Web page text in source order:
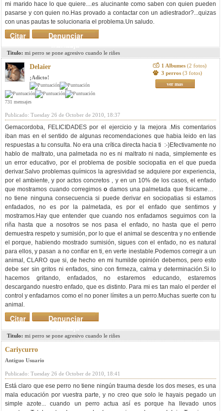
mi marido hace lo que quiere....es alucinante como saben con quien pueden
pasarse y con quien no.Has provado a contactar con un adiestrador?...quizas
con unas pautas te solucionaria el problema.Un saludo.
Denunciar
mensaje
Citar
Titulo: mi perro se pone agresivo cuando le riñes
Delaier
¡Adicto!
731 mensajes
1 Albumes (2 fotos)
3 perros (3 fotos)
ver mas
Publicado: Tuesday 26 de October de 2010, 18:37
Gemacordoba, FELICIDADES por el ejercicio y la mejora .Mis comentarios
iban mas en el sentido de algunas recomendaciones que habia leido en las
respuestas a tu consulta. No era una crítica directa hacia ti :-)Efectivamente no
hablo de maltrato, una palmetada no es ni maltrato ni nada, simplemente es
un error educativo, por el problema de posible sociopatia en el que pueda
derivar.Salvo problemas químicos la agresividad se adquiere por experiencia,
por el ambiente, y por actos concretos , y en un 10% de los casos, el enfado
que mostramos cuando corregimos o damos una palmetada que fisicamente
no tiene ninguna consecuencia si puede derivar en sociopatias si estamos
enfadados, no es por la palmetada, es por el enfado que sentimos y
mostramos.Hay que entender que cuando nos enfadamos seguimos con la
riña hasta que a nosotros se nos pasa el enfado, no hasta que el perro
demuestra respeto y sumisión, por lo que el animal se descentra y no entiende
el porque, habiendo mostrado sumisión, sigues con el enfado, no es natural
para ellos, y pasan a no confiar en ti, en verte inestable.Podemos corregir a un
animal, CLARO que si, de hecho en mi humilde opinión debemos, pero esto
debe ser sin gritos ni enfados, sino con firmeza, calma y determinación.Si lo
hacemos gritando, enfadados, no estaremos educando, estaremos
descargando nuestro enfado, que es distinto. Para mi es tan malo el perder el
control y enfadarnos como el no poner límites a un perro.Muchas suerte con tu
animal.
Denunciar
mensaje
Citar
Titulo: mi perro se pone agresivo cuando le riñes
Cariycurro
Antiguo Usuario
Publicado: Tuesday 26 de October de 2010, 18:41
Está claro que ese perro no tiene ningún trauma desde los dos meses, es una
mala educación por vuestra parte, y no creo que solo le hayais pegado un
simple azote... cuando un perro actua así es porque ha llevado unos